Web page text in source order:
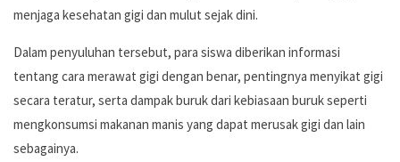
menjaga kesehatan gigi dan mulut sejak dini.
Dalam penyuluhan tersebut, para siswa diberikan informasi
tentang cara merawat gigi dengan benar, pentingnya menyikat gigi
secara teratur, serta dampak buruk dari kebiasaan buruk seperti
mengkonsumsi makanan manis yang dapat merusak gigi dan lain
sebagainya.